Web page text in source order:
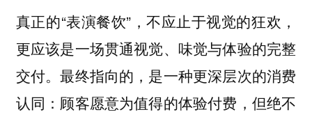
真正的“表演餐饮”，不应止于视觉的狂欢，
更应该是一场贯通视觉、味觉与体验的完整
交付。最终指向的，是一种更深层次的消费
认同：顾客愿意为值得的体验付费，但绝不